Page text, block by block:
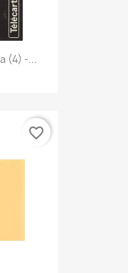
(4) -...
favorite_border